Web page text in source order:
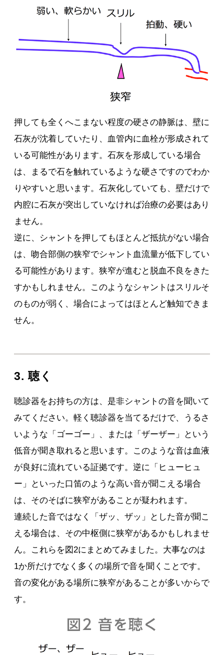
押しても全くへこまない程度の硬さの静脈は、壁に
石灰が沈着していたり、血管内に血栓が形成されて
いる可能性があります。石灰を形成している場合
は、まるで石を触れているような硬さですのでわか
りやすいと思います。石灰化していても、壁だけで
内腔に石灰が突出していなければ治療の必要はあり
ません。
逆に、シャントを押してもほとんど抵抗がない場合
は、吻合部側の狭窄でシャント血流量が低下してい
る可能性があります。狭窄が進むと脱血不良をきた
すかもしれません。このようなシャントはスリルそ
のものが弱く、場合によってはほとんど触知できま
せん。
3. 聴く
聴診器をお持ちの方は、是非シャントの音を聞いて
みてください。軽く聴診器を当てるだけで、うるさ
いような「ゴーゴー」、または「ザーザー」という
低音が聞き取れると思います。このような音は血液
が良好に流れている証拠です。逆に「ヒューヒュ
ー」といった口笛のような高い音が聞こえる場合
は、そのそばに狭窄があることが疑われます。
連続した音ではなく「ザッ、ザッ」とした音が聞こ
える場合は、その中枢側に狭窄があるかもしれませ
ん。これらを図2にまとめてみました。大事なのは
1か所だけでなく多くの場所で音を聞くことです。
音の変化がある場所に狭窄があることが多いからで
す。